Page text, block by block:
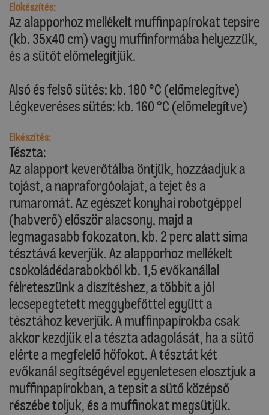
Előkészítés:
Az alapporhoz mellékelt muffinpapírokat tepsire
(kb. 35x40 cm) vagy muffinformába helyezzük,
és a sütőt előmelegítjük.
Alsó és felső sütés: kb. 180 °C (előmelegítve)
Légkeveréses sütés: kb. 160 °C (előmelegítve)
Elkészítés:
Tészta:
Az alapport keverőtálba öntjük, hozzáadjuk a
tojást, a napraforgóolajat, a tejet és a
rumaromát. Az egészet konyhai robotgéppel
(habverő) először alacsony, majd a
legmagasabb fokozaton, kb. 2 perc alatt sima
tésztává keverjük. Az alapporhoz mellékelt
csokoládédarabokból kb. 1,5 evőkanállal
félreteszünk a díszítéshez, a többit a jól
lecsepegtetett meggybefőttel együtt a
tésztához keverjük. A muffinpapírokba csak
akkor kezdjük el a tészta adagolását, ha a sütő
elérte a megfelelő hőfokot. A tésztát két
evőkanál segítségével egyenletesen elosztjuk a
muffinpapírokban, a tepsit a sütő középső
részébe toljuk, és a muffinokat megsütjük.